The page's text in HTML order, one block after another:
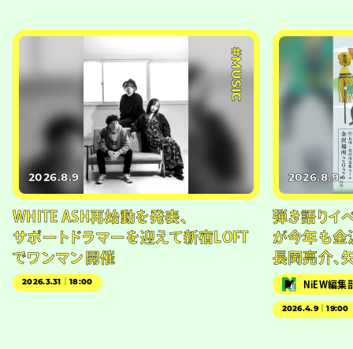
#MUSIC
2026.8.9
WHITE ASH再始動を発表、
サポートドラマーを迎えて新宿LOFT
でワンマン開催
2026.3.31｜18:00
2026.8.9
弾き語りイ
が今年も金
長岡亮介、
NiEW編集
2026.4.9｜19:00